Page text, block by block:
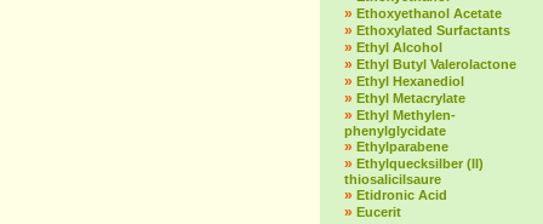
» Ethoxyethanol Acetate
» Ethoxylated Surfactants
» Ethyl Alcohol
» Ethyl Butyl Valerolactone
» Ethyl Hexanediol
» Ethyl Metacrylate
» Ethyl Methylen-
phenylglycidate
» Ethylparabene
» Ethylquecksilber (II)
thiosalicilsaure
» Etidronic Acid
» Eucerit